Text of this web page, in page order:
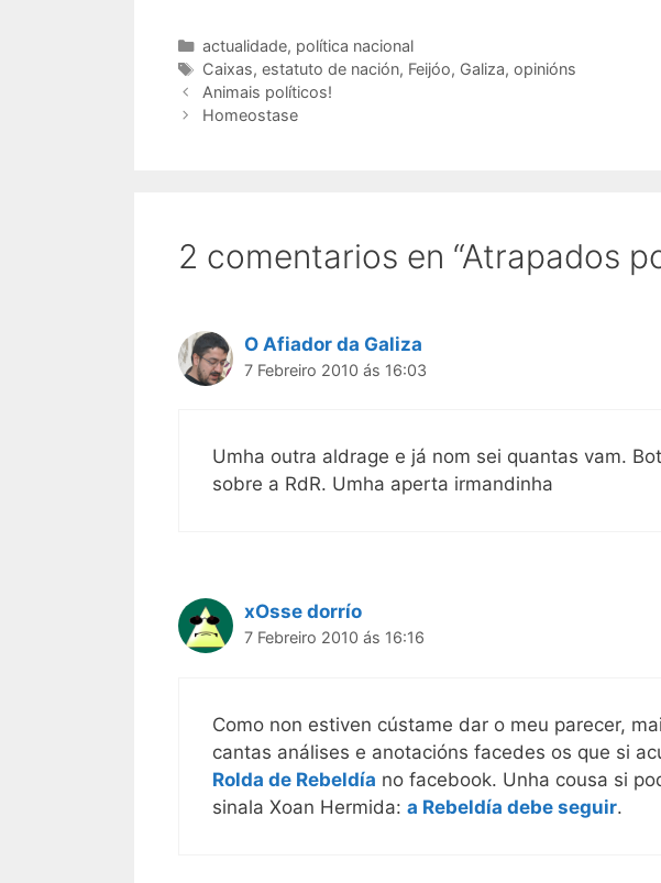
Categorías
actualidade, política nacional
Etiquetas
Caixas, estatuto de nación, Feijóo, Galiza, opinións
Animais políticos!
Homeostase
2 comentarios en “Atrapados
O Afiador da Galiza
7 Febreiro 2010 ás 16:03
Umha outra aldrage e já nom sei quantas vam.
sobre a RdR. Umha aperta irmandinha
xOsse dorrío
7 Febreiro 2010 ás 16:16
Como non estiven cústame dar o meu parecer,
cantas análises e anotacións facedes os que si
Rolda de Rebeldía no facebook. Unha cousa si
sinala Xoan Hermida: a Rebeldía debe seguir.